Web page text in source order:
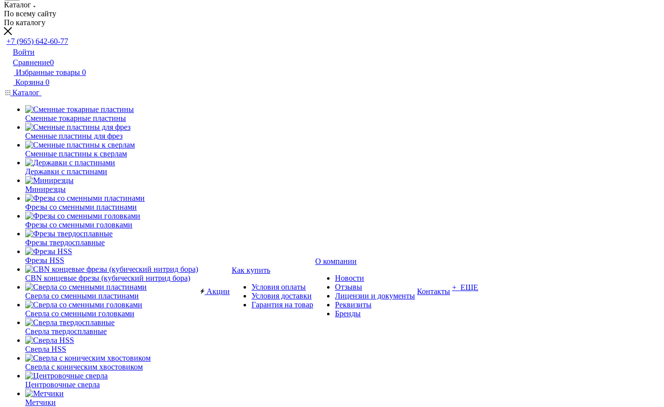
Каталог
По всему сайту
По каталогу
+7 (965) 642-60-77
Войти
Сравнение0
Избранные товары 0
Корзина 0
Каталог
Сменные токарные пластины
Сменные пластины для фрез
Сменные пластины к сверлам
Державки с пластинами
Минирезцы
Фрезы со сменными пластинами
Фрезы со сменными головками
Фрезы твердосплавные
Фрезы HSS
CBN концевые фрезы (кубический нитрид бора)
Сверла со сменными пластинами
Сверла со сменными головками
Сверла твердосплавные
Сверла HSS
Сверла с коническим хвостовиком
Центровочные сверла
Метчики
Акции
Как купить
Условия оплаты
Условия доставки
Гарантия на товар
О компании
Новости
Отзывы
Лицензии и документы
Реквизиты
Бренды
Контакты + ЕЩЕ